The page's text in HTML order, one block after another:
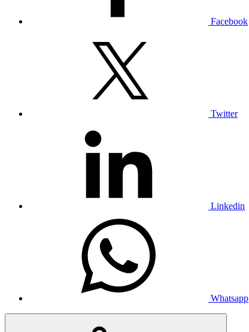
Facebook
Twitter
Linkedin
Whatsapp